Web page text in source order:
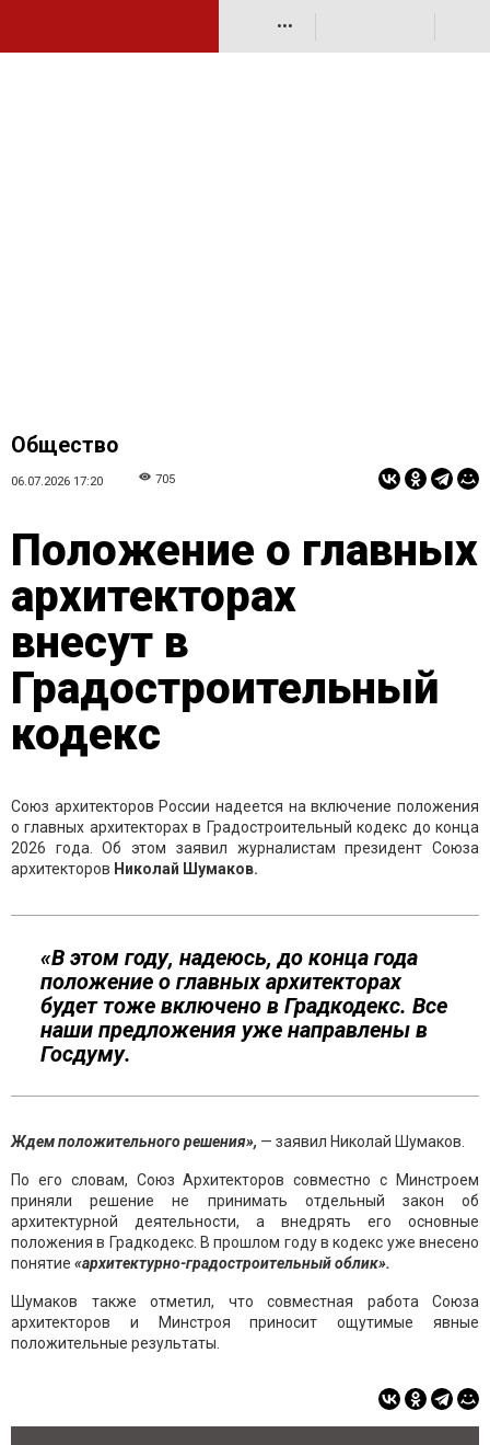
•••
Общество
06.07.2026 17:20 705
Положение о главных
архитекторах
внесут в
Градостроительный
кодекс
Союз архитекторов России надеется на включение положения
о главных архитекторах в Градостроительный кодекс до конца
2026 года. Об этом заявил журналистам президент Союза
архитекторов Николай Шумаков.
«В этом году, надеюсь, до конца года
положение о главных архитекторах
будет тоже включено в Градкодекс. Все
наши предложения уже направлены в
Госдуму.
Ждем положительного решения», — заявил Николай Шумаков.
По его словам, Союз Архитекторов совместно с Минстроем
приняли решение не принимать отдельный закон об
архитектурной деятельности, а внедрять его основные
положения в Градкодекс. В прошлом году в кодекс уже внесено
понятие «архитектурно-градостроительный облик».
Шумаков также отметил, что совместная работа Союза
архитекторов и Минстроя приносит ощутимые явные
положительные результаты.